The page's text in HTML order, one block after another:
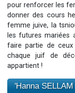
pour renforcer les
donner des cours
femme juive, la
les futures mariées
faire partie de
chaque juif de
appartient !
'Hanna